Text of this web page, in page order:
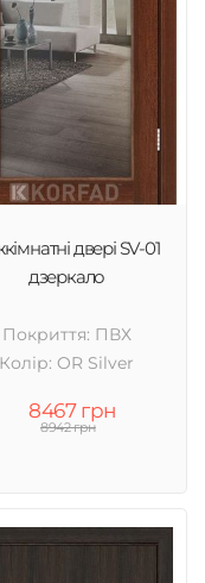
двері SV-01
дзеркало
Покриття: ПВХ
Колір: OR Silver
8467 грн
8942 грн